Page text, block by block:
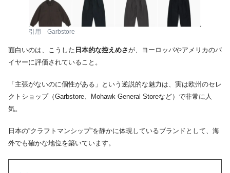
引用 Garbstore
面白いのは、こうした 日本的な控えめさが、ヨーロッパやアメリカのバ
イヤーに評価されていること。
「主張がないのに個性がある」という逆説的な魅力は、実は欧州のセレ
クトショップ（Garbstore、Mohawk General Storeなど）で非常に人
気。
日本の“クラフトマンシップ”を静かに体現しているブランドとして、海
外でも確かな地位を築いています。